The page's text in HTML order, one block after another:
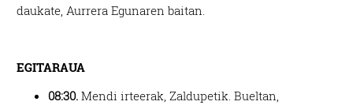
daukate, Aurrera Egunaren baitan.
EGITARAUA
08:30. Mendi irteerak, Zaldupetik. Bueltan,